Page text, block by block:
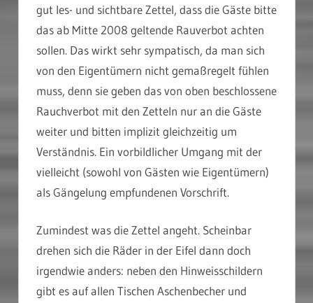
gut les- und sichtbare Zettel, dass die Gäste bitte
das ab Mitte 2008 geltende Rauverbot achten
sollen. Das wirkt sehr sympatisch, da man sich
von den Eigentümern nicht gemaßregelt fühlen
muss, denn sie geben das von oben beschlossene
Rauchverbot mit den Zetteln nur an die Gäste
weiter und bitten implizit gleichzeitig um
Verständnis. Ein vorbildlicher Umgang mit der
vielleicht (sowohl von Gästen wie Eigentümern)
als Gängelung empfundenen Vorschrift.
Zumindest was die Zettel angeht. Scheinbar
drehen sich die Räder in der Eifel dann doch
irgendwie anders: neben den Hinweisschildern
gibt es auf allen Tischen Aschenbecher und